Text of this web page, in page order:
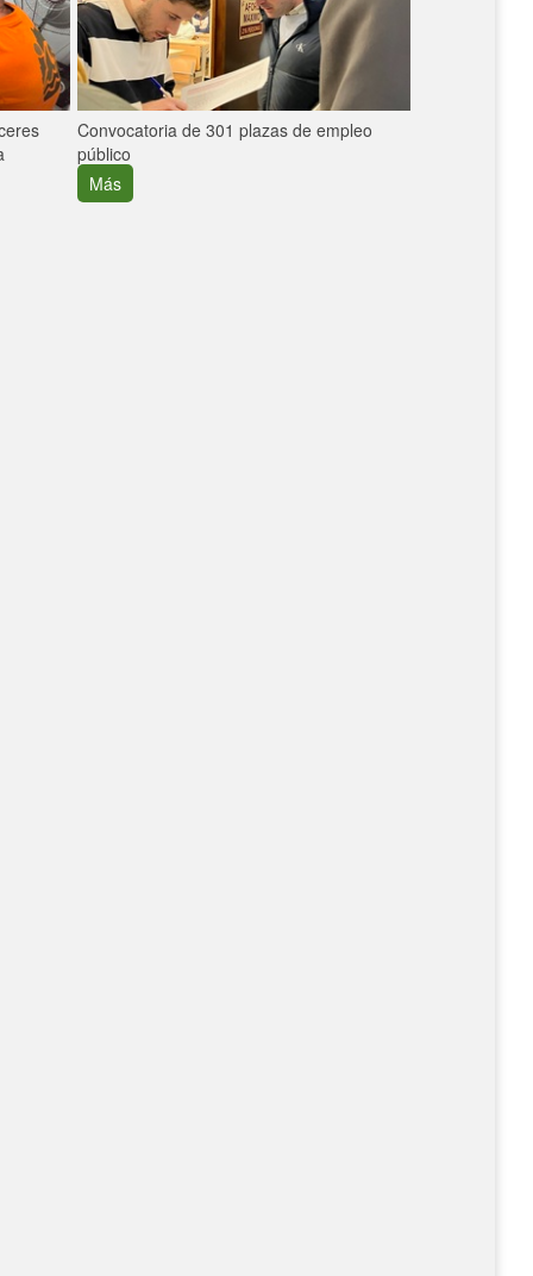
Convocatoria de 301 plazas de empleo
público
Más